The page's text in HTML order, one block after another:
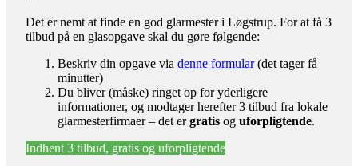
Det er nemt at finde en god glarmester i Løgstrup. For at få 3
tilbud på en glasopgave skal du gøre følgende:
Beskriv din opgave via denne formular(det tager få
minutter)
Du bliver (måske) ringet op for yderligere
informationer, og modtager herefter 3 tilbud fra lokale
glarmesterfirmaer – det ergratis og uforpligtende.
Indhent 3 tilbud, gratis og uforpligtende